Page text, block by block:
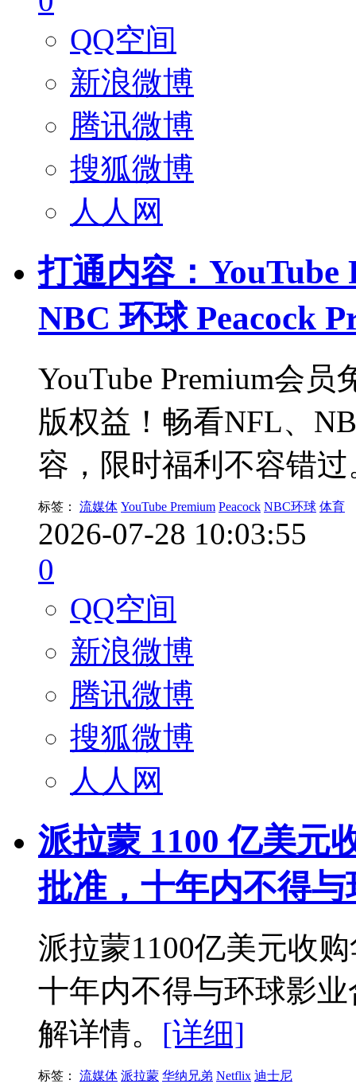
QQ空间
新浪微博
腾讯微博
搜狐微博
人人网
打通内容：
NBC 环球 Peacock
YouTube Premium会员
版权益！畅看NFL、
容，限时福利不容错过
标签： 流媒体 YouTube Premium Peacock NBC环球 体育
2026-07-28 10:03:55
0
QQ空间
新浪微博
腾讯微博
搜狐微博
人人网
派拉蒙 1100 亿美元
批准，十年内不得
派拉蒙1100亿美元收
十年内不得与环球影
解详情。 [详细]
标签： 流媒体 派拉蒙 华纳兄弟 Netflix 迪士尼